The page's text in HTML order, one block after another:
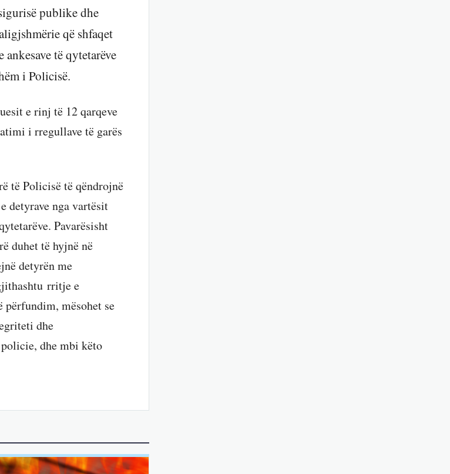
publike dhe
që shfaqet
të qytetarëve
i Policisë.
e rinj të 12 qarqeve
i rregullave të garës
të Policisë të qëndrojnë
detyrave nga vartësit
Pavarësisht
duhet të hyjnë në
detyrën me
rritje e
mësohet se
dhe
dhe mbi këto